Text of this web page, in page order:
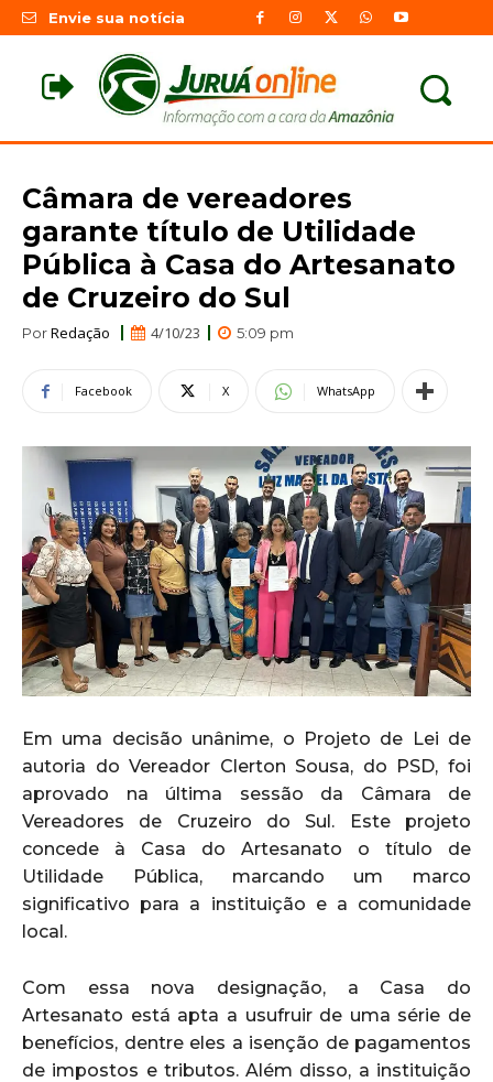
Envie sua notícia
Câmara de vereadores
garante título de Utilidade
Pública à Casa do Artesanato
de Cruzeiro do Sul
PorRedação 4/10/23 5:09 pm
Facebook X WhatsApp
Em uma decisão unânime, o Projeto de Lei de
autoria do Vereador Clerton Sousa, do PSD, foi
aprovado na última sessão da Câmara de
Vereadores de Cruzeiro do Sul. Este projeto
concede à Casa do Artesanato o título de
Utilidade Pública, marcando um marco
significativo para a instituição e a comunidade
local.
Com essa nova designação, a Casa do
Artesanato está apta a usufruir de uma série de
benefícios, dentre eles a isenção de pagamentos
de impostos e tributos. Além disso, a instituição